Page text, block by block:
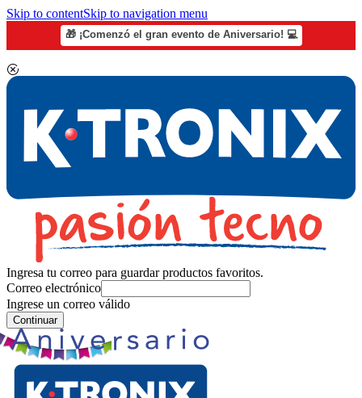
Skip to contentSkip to navigation menu
🎁 ¡Comenzó el gran evento de Aniversario! 💻
Ingresa tu correo para guardar productos favoritos.
Correo electrónico
Ingrese un correo válido
Continuar